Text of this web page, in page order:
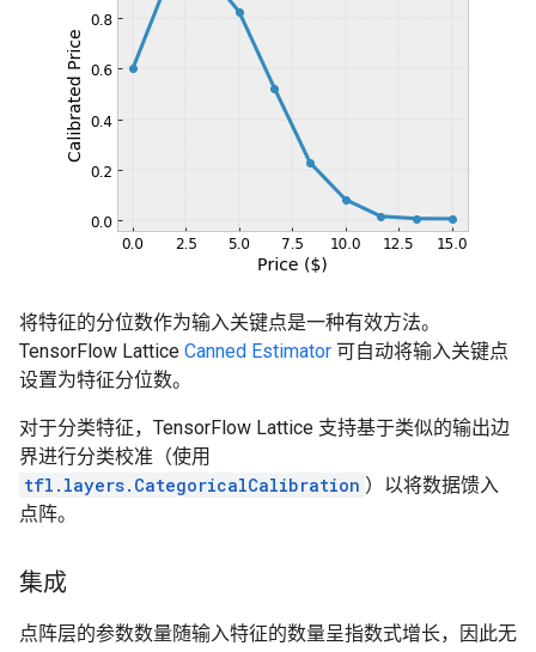
将特征的分位数作为输入关键点是一种有效方法。
TensorFlow Lattice Canned Estimator 可自动将输入关键点
设置为特征分位数。
对于分类特征，TensorFlow Lattice 支持基于类似的输出边
界进行分类校准（使用
tfl.layers.CategoricalCalibration ）以将数据馈入
点阵。
集成
点阵层的参数数量随输入特征的数量呈指数式增长，因此无